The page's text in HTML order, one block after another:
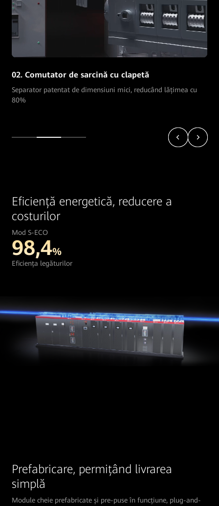
02. Comutator de sarcină cu clapetă
Separator patentat de dimensiuni mici, reducând lățimea cu
80%
Eficiență energetică, reducere a
costurilor
Mod S-ECO
98,4%
Eficiența legăturilor
Prefabricare, permițând livrarea
simplă
Module cheie prefabricate și pre-puse în funcțiune, plug-and-